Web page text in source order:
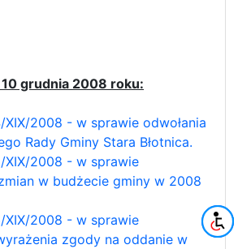
10 grudnia 2008 roku:
XIX/2008 - w sprawie odwołania
Rady Gminy Stara Błotnica.
XIX/2008 - w sprawie
w budżecie gminy w 2008
XIX/2008 - w sprawie
zgody na oddanie w